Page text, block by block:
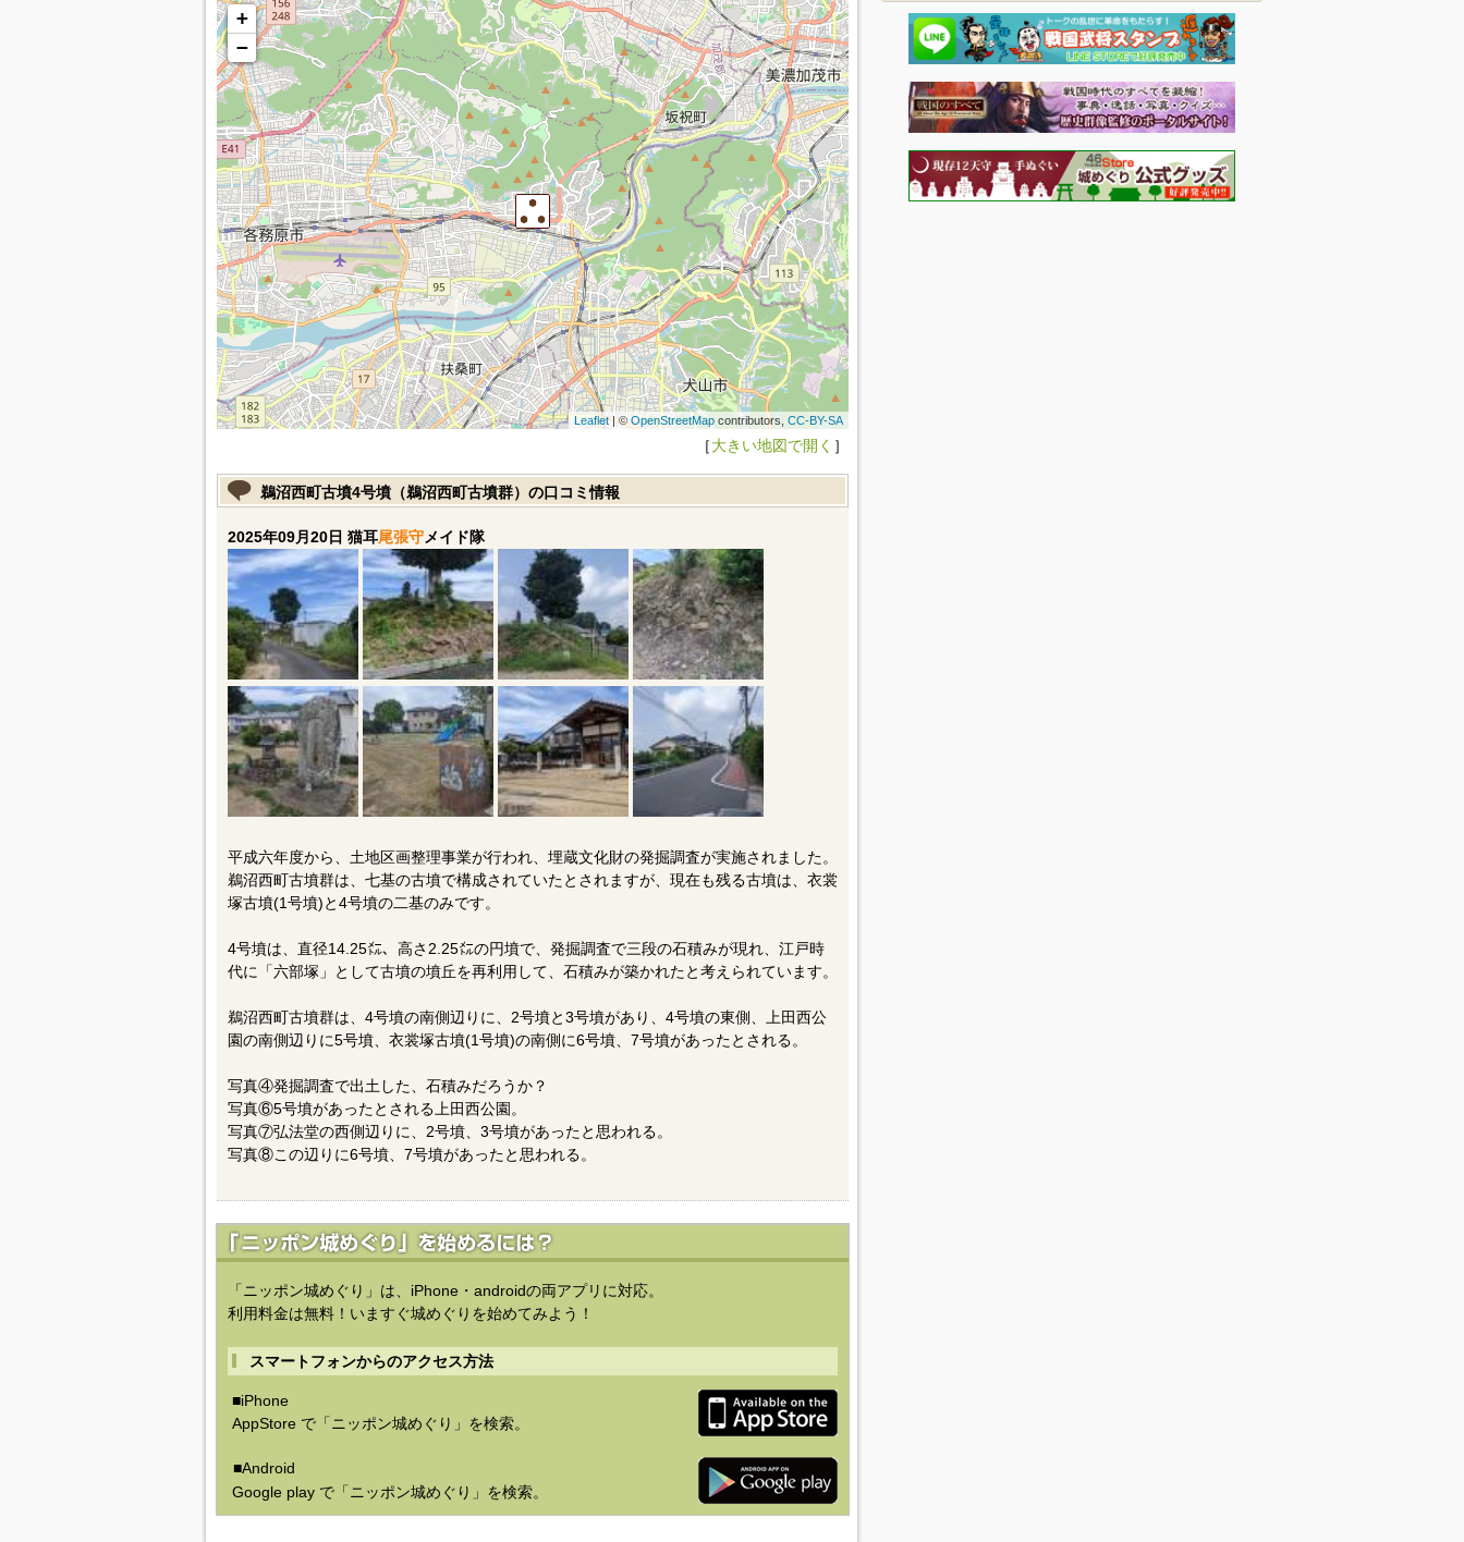
+
−
Leaflet| ©OpenStreetMapcontributors, CC-BY-SA
［大きい地図で開く ］
鵜沼西町古墳4号墳（鵜沼西町古墳群）の口コミ情報
2025年09月20日 猫耳尾張守メイド隊
平成六年度から、土地区画整理事業が行われ、埋蔵文化財の発掘調査が実施されました。
鵜沼西町古墳群は、七基の古墳で構成されていたとされますが、現在も残る古墳は、衣裳
塚古墳(1号墳)と4号墳の二基のみです。
4号墳は、直径14.25㍍、高さ2.25㍍の円墳で、発掘調査で三段の石積みが現れ、江戸時
代に「六部塚」として古墳の墳丘を再利用して、石積みが築かれたと考えられています。
鵜沼西町古墳群は、4号墳の南側辺りに、2号墳と3号墳があり、4号墳の東側、上田西公
園の南側辺りに5号墳、衣裳塚古墳(1号墳)の南側に6号墳、7号墳があったとされる。
写真④発掘調査で出土した、石積みだろうか？
写真⑥5号墳があったとされる上田西公園。
写真⑦弘法堂の西側辺りに、2号墳、3号墳があったと思われる。
写真⑧この辺りに6号墳、7号墳があったと思われる。
「ニッポン城めぐり」は、iPhone・androidの両アプリに対応。
利用料金は無料！いますぐ城めぐりを始めてみよう！
スマートフォンからのアクセス方法
■iPhone
AppStore で「ニッポン城めぐり」を検索。
■Android
Google play で「ニッポン城めぐり」を検索。